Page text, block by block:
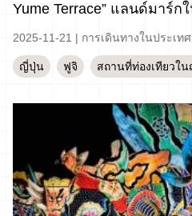
Yume Terrace” แลนด์มาร์ก
2025-11-21 | การเดินทางในประเท
ญี่ปุ่น ฟูจิ สถานที่ท่องเทียวใ